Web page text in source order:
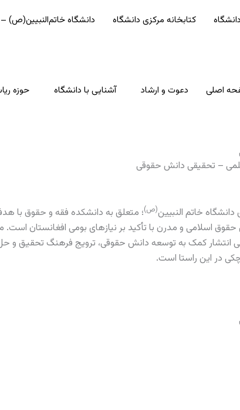
کتابخانه مرکزی دانشگاه دانشگاه خاتم‌النبیین(ص)
اصلی دعوت و ارشاد آشنایی با دانشگاه حوزه
– تحقیقی دانش حقوقی
خاتم النبیین(ص)
اسلامی و مدرن با تأکید بر نیازهای بومی افغانستان
کمک به توسعه دانش حقوقی، ترویج فرهنگ تحقیق و حل
در این راستا است.